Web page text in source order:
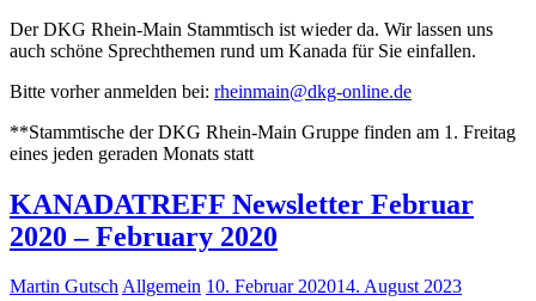
Der DKG Rhein-Main Stammtisch ist wieder da. Wir lassen uns
auch schöne Sprechthemen rund um Kanada für Sie einfallen.
Bitte vorher anmelden bei: rheinmain@dkg-online.de
**Stammtische der DKG Rhein-Main Gruppe finden am 1. Freitag
eines jeden geraden Monats statt
KANADATREFF Newsletter Februar
2020 – February 2020
Martin GutschAllgemein 10. Februar 202014. August 2023